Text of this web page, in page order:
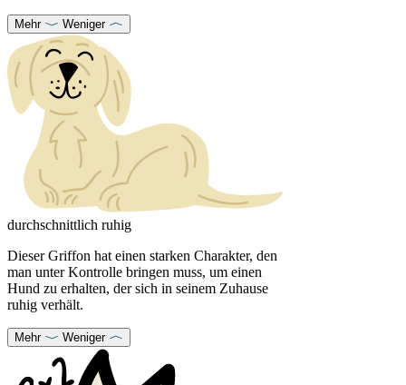
Mehr Weniger
durchschnittlich ruhig
Dieser Griffon hat einen starken Charakter, den
man unter Kontrolle bringen muss, um einen
Hund zu erhalten, der sich in seinem Zuhause
ruhig verhält.
Mehr Weniger